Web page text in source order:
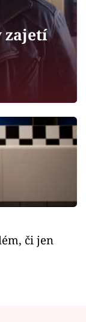
zajetí
či jen